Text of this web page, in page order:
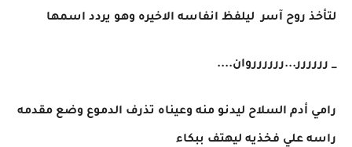
لتأخذ روح آسر ليلفظ انفاسه الاخيره وهو يردد اسمها
_ رررررر...رررررروان....
رامي أدم السلاح ليدنو منه وعيناه تذرف الدموع وضع مقدمه
راسه علي فخذيه ليهتف ببكاء